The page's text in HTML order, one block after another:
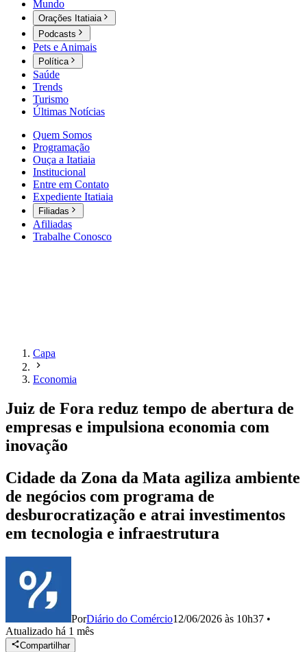
Mundo
Orações Itatiaia
Podcasts
Pets e Animais
Política
Saúde
Trends
Turismo
Últimas Notícias
Quem Somos
Programação
Ouça a Itatiaia
Institucional
Entre em Contato
Expediente Itatiaia
Filiadas
Afiliadas
Trabalhe Conosco
Capa
Economia
Juiz de Fora reduz tempo de abertura de
empresas e impulsiona economia com
inovação
Cidade da Zona da Mata agiliza ambiente
de negócios com programa de
desburocratização e atrai investimentos
em tecnologia e infraestrutura
PorDiário do Comércio12/06/2026 às 10h37 •
Atualizado há 1 mês
Compartilhar